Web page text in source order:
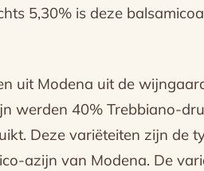
5,30% is deze
uit Modena uit de
werden 40% Trebbiano-
Deze variëteiten zijn de
azijn van Modena. De